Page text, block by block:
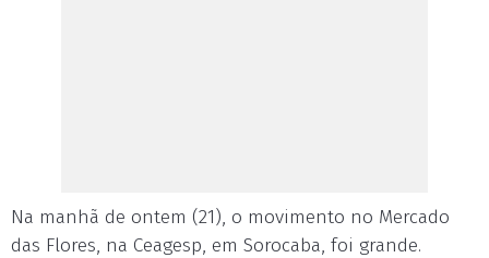
Na manhã de ontem (21), o movimento no Mercado
das Flores, na Ceagesp, em Sorocaba, foi grande.